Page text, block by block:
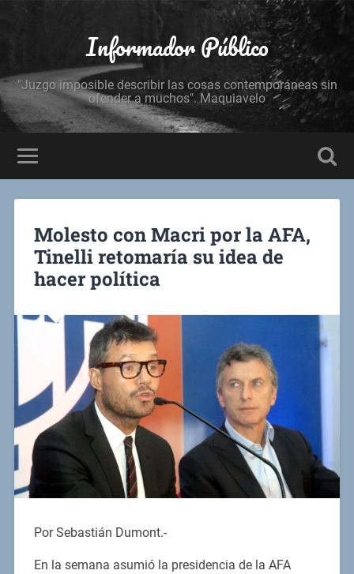
Informador Público
"Juzgo imposible describir las cosas contemporáneas sin
ofender a muchos". Maquiavelo
Molesto con Macri por la AFA,
Tinelli retomaría su idea de
hacer política
Por Sebastián Dumont.-
En la semana asumió la presidencia de la AFA